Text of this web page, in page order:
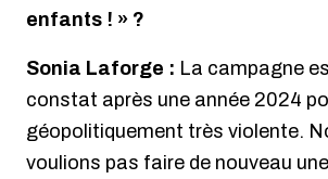
enfants ! » ?
Sonia Laforge : La campagne
constat après une année 2024
géopolitiquement très violente.
voulions pas faire de nouveau